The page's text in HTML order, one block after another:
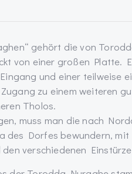
gehört die von
von einer großen Platte.
und einer teilweise
zu einem weiteren
Tholos.
muss man die nach
des Dorfes bewundern,
verschiedenen